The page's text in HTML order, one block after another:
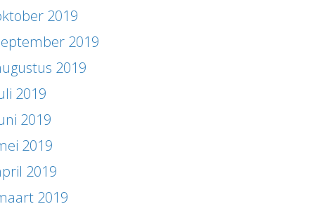
2019
2019
2019
2019
2019
2019
2019
2019